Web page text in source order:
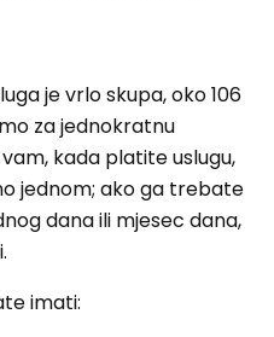
je vrlo skupa, oko 106
za jednokratnu
kada platite uslugu,
jednom; ako ga trebate
dana ili mjesec dana,
imati: